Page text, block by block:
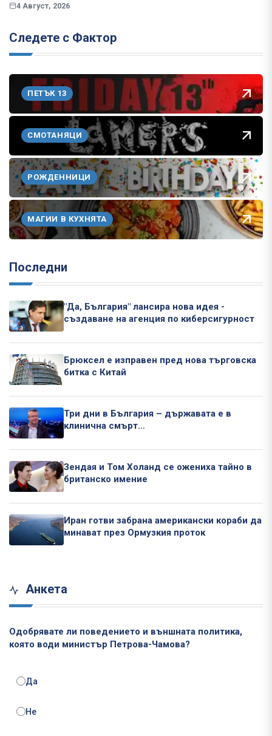
4 Август, 2026
Следете с Фактор
ПЕТЪК 13
СМОТАНЯЦИ
РОЖДЕННИЦИ
МАГИИ В КУХНЯТА
Последни
"Да, България" лансира нова идея -
създаване на агенция по киберсигурност
Брюксел е изправен пред нова търговска
битка с Китай
Три дни в България – държавата е в
клинична смърт…
Зендая и Том Холанд се ожениха тайно в
британско имение
Иран готви забрана американски кораби да
минават през Ормузкия проток
Анкета
Одобрявате ли поведението и външната политика,
която води министър Петрова-Чамова?
Да
Не